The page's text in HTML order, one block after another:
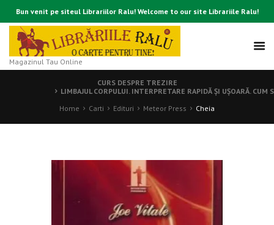
Bun venit pe siteul Librariilor Ralu! Welcome to our site Librariile Ralu!
Magazinul Tau Online
CURS DESPRE TREZIRE
LIMBAJUL CORPULUI. INTERPRETARE RAPIDĂ ŞI UŞOARĂ. CUM
Home
Carti Edituri Meteor Press Cheia